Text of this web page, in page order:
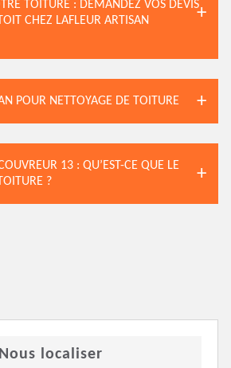
TOITURE : DEMANDEZ VOS DEVIS
CHEZ LAFLEUR ARTISAN
POUR NETTOYAGE DE TOITURE
13 : QU’EST-CE QUE LE
?
Nous localiser